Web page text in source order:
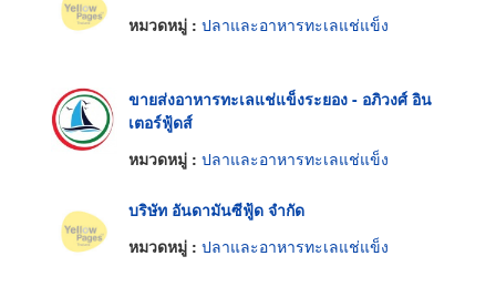
หมวดหมู่ : ปลาและอาหารทะเลแช่แข็ง
ขายส่งอาหารทะเลแช่แข็งระยอง - อภิวงศ์ อิน
เตอร์ฟู้ดส์
หมวดหมู่ : ปลาและอาหารทะเลแช่แข็ง
บริษัท อันดามันซีฟู้ด จำกัด
หมวดหมู่ : ปลาและอาหารทะเลแช่แข็ง